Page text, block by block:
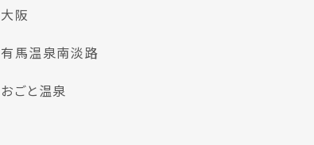
大阪
有馬温泉南淡路
おごと温泉